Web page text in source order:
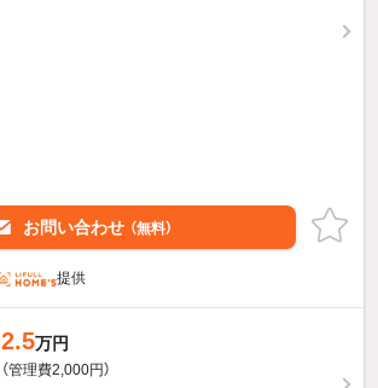
お問い合わせ （無料）
提供
2.5万円
（管理費2,000円）